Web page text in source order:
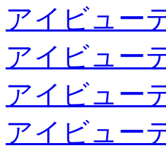
アイビュー
アイビュー
アイビュー
アイビュー